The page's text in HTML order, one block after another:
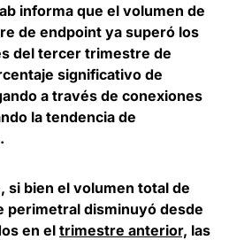
informa que el volumen de
de endpoint ya superó los
del tercer trimestre de
significativo de
a través de conexiones
la tendencia de
si bien el volumen total de
perimetral disminuyó desde
en el trimestre anterior, las